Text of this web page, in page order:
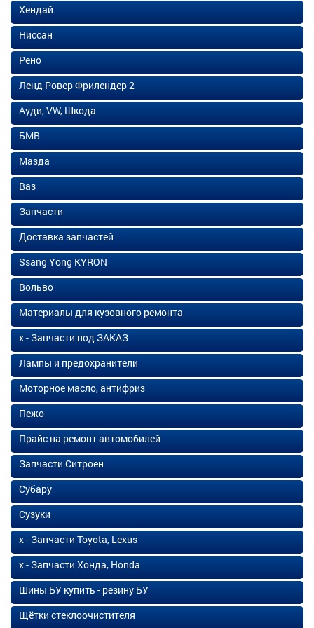
Хендай
Ниссан
Рено
Ленд Ровер Фрилендер 2
Ауди, VW, Шкода
БМВ
Мазда
Ваз
Запчасти
Доставка запчастей
Ssang Yong KYRON
Вольво
Материалы для кузовного ремонта
х - Запчасти под ЗАКАЗ
Лампы и предохранители
Моторное масло, антифриз
Пежо
Прайс на ремонт автомобилей
Запчасти Ситроен
Субару
Сузуки
х - Запчасти Toyota, Lexus
х - Запчасти Хонда, Honda
Шины БУ купить - резину БУ
Щётки стеклоочистителя